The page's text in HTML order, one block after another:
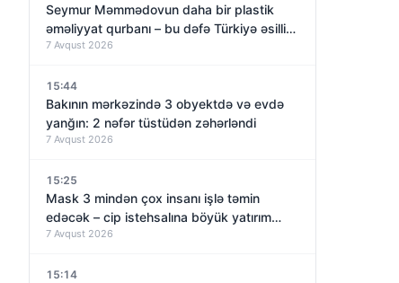
Seymur Məmmədovun daha bir plastik
əməliyyat qurbanı – bu dəfə Türkiyə əsilli
qadın
7 Avqust 2026
15:44
Bakının mərkəzində 3 obyektdə və evdə
yanğın: 2 nəfər tüstüdən zəhərləndi
7 Avqust 2026
15:25
Mask 3 mindən çox insanı işlə təmin
edəcək – cip istehsalına böyük yatırım
qoyur
7 Avqust 2026
15:14